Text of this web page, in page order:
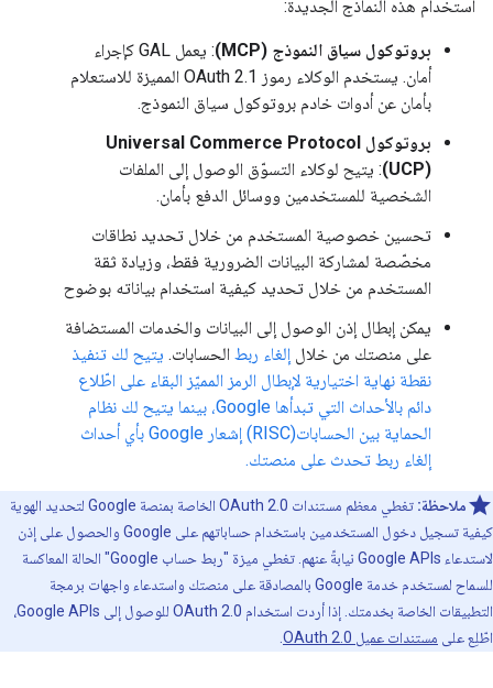
استخدام هذه النماذج الجديدة:
بروتوكول سياق النموذج (MCP)
: يعمل GAL كإجراء
أمان. يستخدم الوكلاء رموز OAuth 2.1 المميزة للاستعلام
بأمان عن أدوات خادم بروتوكول سياق النموذج.
بروتوكول Universal Commerce Protocol
(UCP): يتيح لوكلاء التسوّق الوصول إلى الملفات
الشخصية للمستخدمين ووسائل الدفع بأمان.
تحسين خصوصية المستخدم من خلال تحديد نطاقات
مخصّصة لمشاركة البيانات الضرورية فقط، وزيادة ثقة
المستخدم من خلال تحديد كيفية استخدام بياناته بوضوح
يمكن إبطال إذن الوصول إلى البيانات والخدمات المستضافة
على منصتك من خلال إلغاء ربط الحسابات. يتيح لك تنفيذ
نقطة نهاية اختيارية لإبطال الرمز المميّز البقاء على اطّلاع
دائم بالأحداث التي تبدأها Google، بينما يتيح لك نظام
الحماية بين الحسابات(RISC) إشعار Google بأي أحداث
إلغاء ربط تحدث على منصتك.
ملاحظة:
تغطي معظم مستندات OAuth 2.0 الخاصة بمنصة Google لتحديد الهوية
كيفية تسجيل دخول المستخدمين باستخدام حساباتهم على Google والحصول على إذن
لاستدعاء Google APIs نيابةً عنهم. تغطي ميزة "ربط حساب Google" الحالة المعاكسة
للسماح لمستخدم خدمة Google بالمصادقة على منصتك واستدعاء واجهات برمجة
التطبيقات الخاصة بخدمتك. إذا أردت استخدام OAuth 2.0 للوصول إلى Google APIs،
اطّلِع على مستندات عميل OAuth 2.0